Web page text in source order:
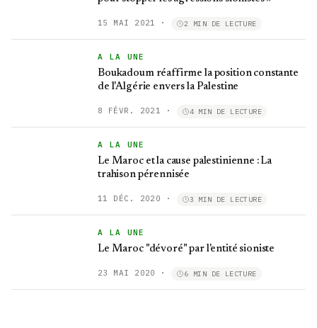
15 MAI 2021 · 2 MIN DE LECTURE
A LA UNE
Boukadoum réaffirme la position constante
de l'Algérie envers la Palestine
8 FÉVR. 2021 · 4 MIN DE LECTURE
A LA UNE
Le Maroc et la cause palestinienne : La
trahison pérennisée
11 DÉC. 2020 · 3 MIN DE LECTURE
A LA UNE
Le Maroc "dévoré" par l'entité sioniste
23 MAI 2020 · 6 MIN DE LECTURE